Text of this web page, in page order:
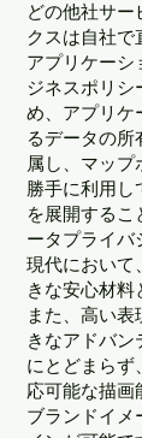
どの他社サー
クスは自社で
アプリケーシ
ジネスポリシ
め、アプリケ
るデータの所
属し、マップ
勝手に利用し
を展開するこ
ータプライバ
現代において
きな安心材料
また、高い
きなアドバン
にとどまらず
応可能な描画
ブランドイメ